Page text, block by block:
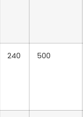
240 500